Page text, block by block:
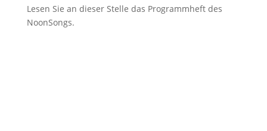
Lesen Sie an dieser Stelle das Programmheft des
NoonSongs.